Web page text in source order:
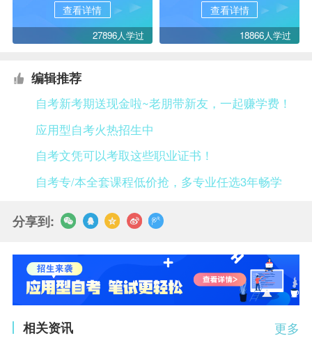
查看详情
27896人学过
查看详情
18866人学过
编辑推荐
自考新考期送现金啦~老朋带新友，一起赚学费！
应用型自考火热招生中
自考文凭可以考取这些职业证书！
自考专/本全套课程低价抢，多专业任选3年畅学
分享到:
更多
相关资讯